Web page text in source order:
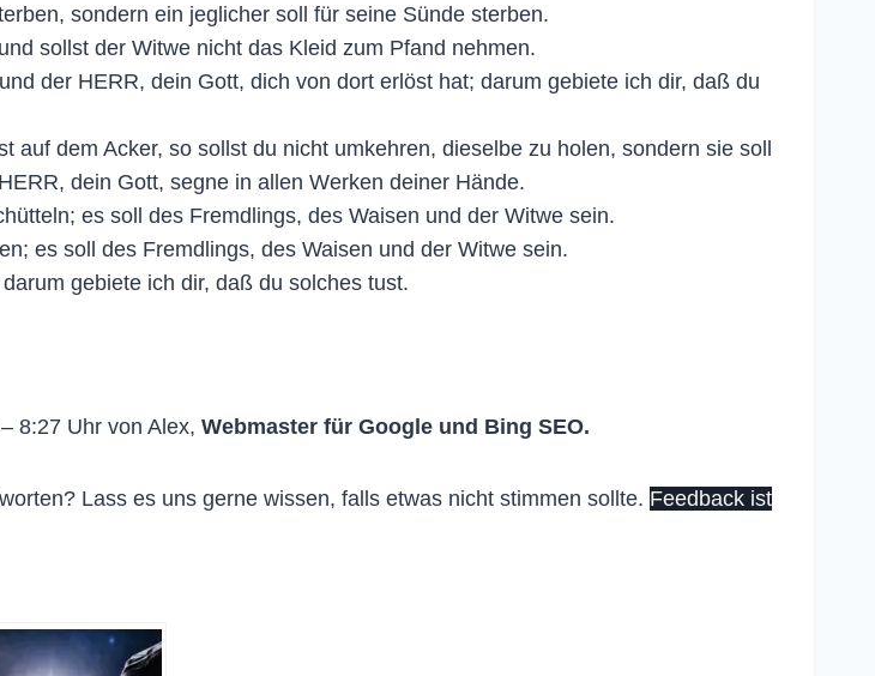
sondern ein jeglicher soll für seine Sünde sterben.
sollst der Witwe nicht das Kleid zum Pfand nehmen.
der HERR, dein Gott, dich von dort erlöst hat; darum gebiete ich dir, daß du
dem Acker, so sollst du nicht umkehren, dieselbe zu holen, sondern sie soll
dein Gott, segne in allen Werken deiner Hände.
es soll des Fremdlings, des Waisen und der Witwe sein.
es soll des Fremdlings, des Waisen und der Witwe sein.
gebiete ich dir, daß du solches tust.
8:27 Uhr von Alex, Webmaster für Google und Bing SEO.
Lass es uns gerne wissen, falls etwas nicht stimmen sollte. Feedback ist